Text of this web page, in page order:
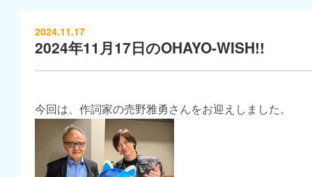
2024.11.17
2024年11月17日のOHAYO-WISH!!
今回は、作詞家の売野雅勇さんをお迎えしました。